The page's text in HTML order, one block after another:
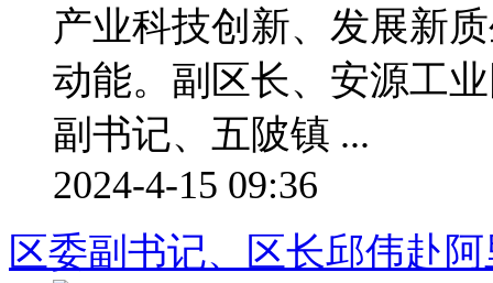
产业科技创新、发展新
动能。副区长、安源工
副书记、五陂镇 ...
2024-4-15 09:36
区委副书记、区长邱伟赴